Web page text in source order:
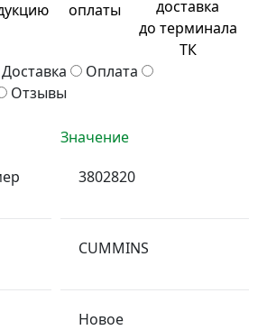
оплаты
доставка
до терминала
ТК
Доставка
Оплата
Отзывы
Значение
3802820
CUMMINS
Новое